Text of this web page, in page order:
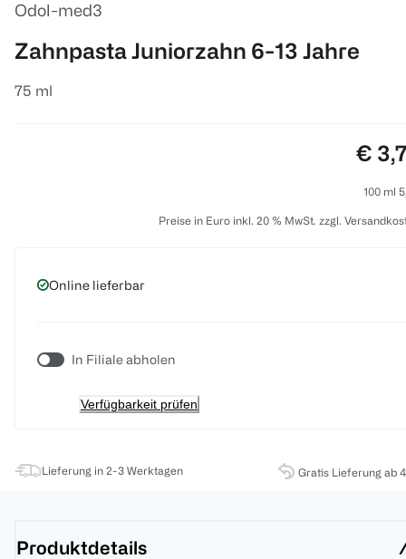
Odol-med3
Zahnpasta Juniorzahn 6-13 Jahre
75 ml
€
100 ml
Preise in Euro inkl. 20 % MwSt. zzgl.
Online lieferbar
In Filiale abholen
Verfügbarkeit prüfen
Lieferung in 2-3 Werktagen Gratis Lieferung ab
Produktdetails